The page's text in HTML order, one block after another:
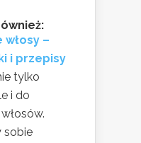
–
i przepisy
tylko
i do
sobie